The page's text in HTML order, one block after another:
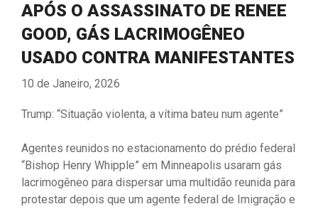
APÓS O ASSASSINATO DE RENEE
GOOD, GÁS LACRIMOGÊNEO
USADO CONTRA MANIFESTANTES
10 de Janeiro, 2026
Trump: “Situação violenta, a vítima bateu num agente”
Agentes reunidos no estacionamento do prédio federal
“Bishop Henry Whipple” em Minneapolis usaram gás
lacrimogêneo para dispersar uma multidão reunida para
protestar depois que um agente federal de Imigração e